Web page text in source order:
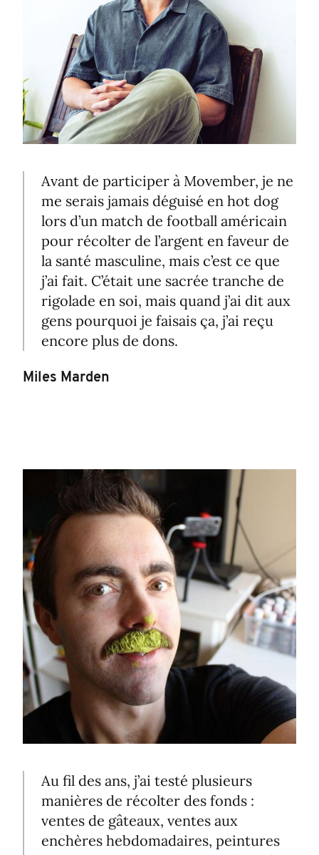
Avant de participer à Movember, je ne
me serais jamais déguisé en hot dog
lors d’un match de football américain
pour récolter de l’argent en faveur de
la santé masculine, mais c’est ce que
j’ai fait. C’était une sacrée tranche de
rigolade en soi, mais quand j’ai dit aux
gens pourquoi je faisais ça, j’ai reçu
encore plus de dons.
Miles Marden
Au fil des ans, j’ai testé plusieurs
manières de récolter des fonds :
ventes de gâteaux, ventes aux
enchères hebdomadaires, peintures